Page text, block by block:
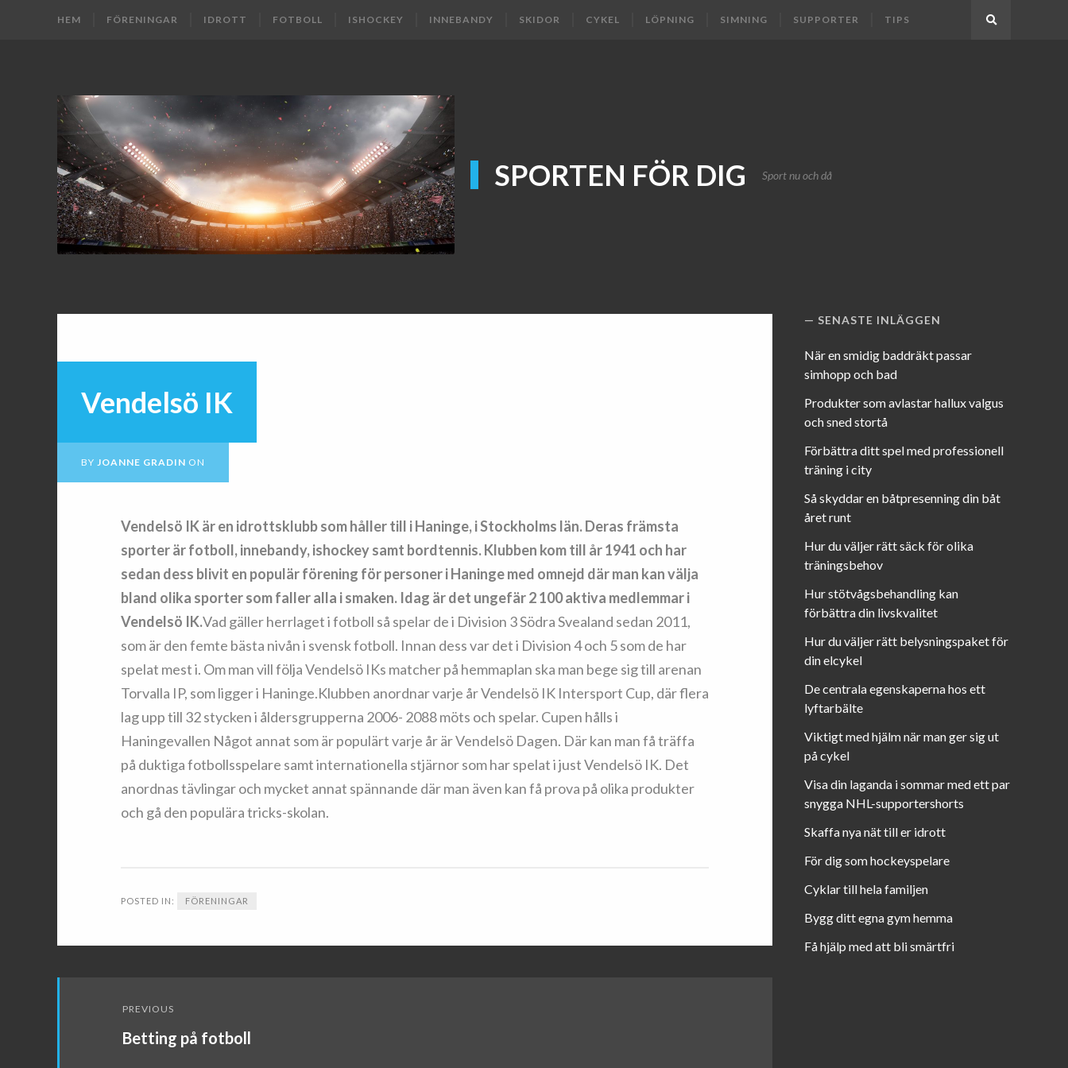
HEM FÖRENINGAR IDROTT FOTBOLL ISHOCKEY INNEBANDY SKIDOR CYKEL LÖPNING SIMNING SUPPORTER TIPS
SPORTEN FÖR DIG Sport nu och då
Vendelsö IK
BY JOANNE GRADIN ON
Vendelsö IK är en idrottsklubb som håller till i Haninge, i Stockholms län. Deras främsta
sporter är fotboll, innebandy, ishockey samt bordtennis. Klubben kom till år 1941 och har
sedan dess blivit en populär förening för personer i Haninge med omnejd där man kan välja
bland olika sporter som faller alla i smaken. Idag är det ungefär 2 100 aktiva medlemmar i
Vendelsö IK.Vad gäller herrlaget i fotboll så spelar de i Division 3 Södra Svealand sedan 2011,
som är den femte bästa nivån i svensk fotboll. Innan dess var det i Division 4 och 5 som de har
spelat mest i. Om man vill följa Vendelsö IKs matcher på hemmaplan ska man bege sig till arenan
Torvalla IP, som ligger i Haninge.Klubben anordnar varje år Vendelsö IK Intersport Cup, där flera
lag upp till 32 stycken i åldersgrupperna 2006- 2088 möts och spelar. Cupen hålls i
Haningevallen Något annat som är populärt varje år är Vendelsö Dagen. Där kan man få träffa
på duktiga fotbollsspelare samt internationella stjärnor som har spelat i just Vendelsö IK. Det
anordnas tävlingar och mycket annat spännande där man även kan få prova på olika produkter
och gå den populära tricks-skolan.
POSTED IN: FÖRENINGAR
navigation
PREVIOUS
Betting på fotboll
SENASTE INLÄGGEN
När en smidig baddräkt passar
simhopp och bad
Produkter som avlastar hallux valgus
och sned stortå
Förbättra ditt spel med professionell
träning i city
Så skyddar en båtpresenning din båt
året runt
Hur du väljer rätt säck för olika
träningsbehov
Hur stötvågsbehandling kan
förbättra din livskvalitet
Hur du väljer rätt belysningspaket för
din elcykel
De centrala egenskaperna hos ett
lyftarbälte
Viktigt med hjälm när man ger sig ut
på cykel
Visa din laganda i sommar med ett par
snygga NHL-supportershorts
Skaffa nya nät till er idrott
För dig som hockeyspelare
Cyklar till hela familjen
Bygg ditt egna gym hemma
Få hjälp med att bli smärtfri